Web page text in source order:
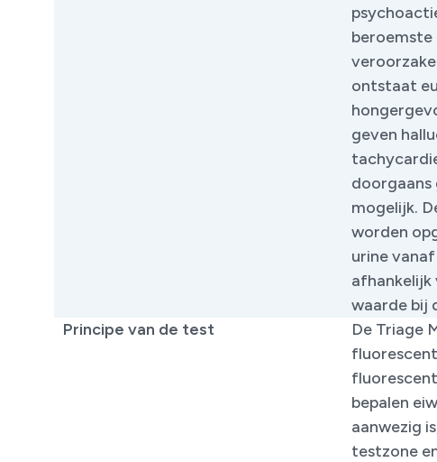
beroemste
ontstaat
geven
doorgaans
mogelijk.
worden
urine
waarde bij
Principe van de test
De Triage
bepalen
aanwezig
testzone